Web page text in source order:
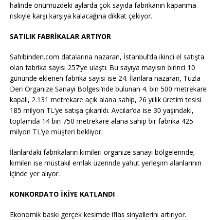
halinde önümüzdeki aylarda çok sayıda fabrikanın kapanma
riskiyle karşı karşıya kalacağına dikkat çekiyor.
SATILIK FABRİKALAR ARTIYOR
Sahibinden.com datalarına nazaran, İstanbul’da ikinci el satışta
olan fabrika sayısı 257’ye ulaştı. Bu sayıya mayısın birinci 10
gününde eklenen fabrika sayısı ise 24. İlanlara nazaran, Tuzla
Deri Organize Sanayi Bölgesi’nde bulunan 4. bin 500 metrekare
kapalı, 2.131 metrekare açık alana sahip, 26 yıllık üretim tesisi
185 milyon TL’ye satışa çıkarıldı. Avcılar’da ise 30 yaşındaki,
toplamda 14 bin 750 metrekare alana sahip bir fabrika 425
milyon TL’ye müşteri bekliyor.
İlanlardaki fabrikaların kimileri organize sanayi bölgelerinde,
kimileri ise müstakil emlak üzerinde yahut yerleşim alanlarının
içinde yer alıyor.
KONKORDATO İKİYE KATLANDI
Ekonomik baskı gerçek kesimde iflas sinyallerini artırıyor.